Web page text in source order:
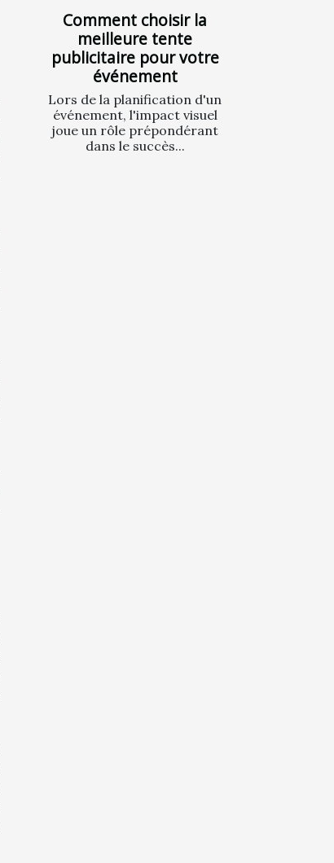
Comment choisir la
meilleure tente
publicitaire pour votre
événement
Lors de la planification d'un
événement, l'impact visuel
joue un rôle prépondérant
dans le succès...